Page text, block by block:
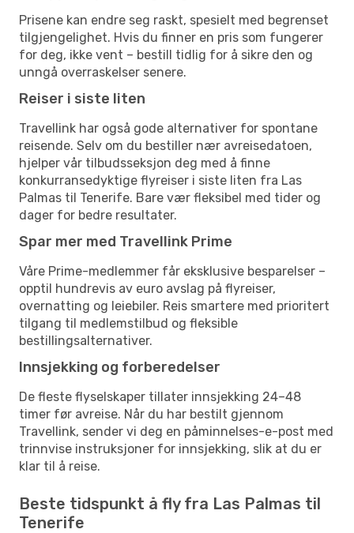
Prisene kan endre seg raskt, spesielt med begrenset
tilgjengelighet. Hvis du finner en pris som fungerer
for deg, ikke vent – bestill tidlig for å sikre den og
unngå overraskelser senere.
Reiser i siste liten
Travellink har også gode alternativer for spontane
reisende. Selv om du bestiller nær avreisedatoen,
hjelper vår tilbudsseksjon deg med å finne
konkurransedyktige flyreiser i siste liten fra Las
Palmas til Tenerife. Bare vær fleksibel med tider og
dager for bedre resultater.
Spar mer med Travellink Prime
Våre Prime-medlemmer får eksklusive besparelser –
opptil hundrevis av euro avslag på flyreiser,
overnatting og leiebiler. Reis smartere med prioritert
tilgang til medlemstilbud og fleksible
bestillingsalternativer.
Innsjekking og forberedelser
De fleste flyselskaper tillater innsjekking 24–48
timer før avreise. Når du har bestilt gjennom
Travellink, sender vi deg en påminnelses-e-post med
trinnvise instruksjoner for innsjekking, slik at du er
klar til å reise.
Beste tidspunkt å fly fra Las Palmas til
Tenerife